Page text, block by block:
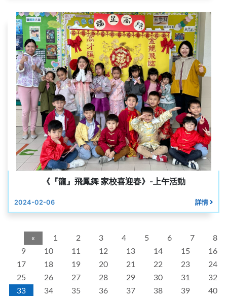
《『龍』飛鳳舞 家校喜迎春》-上午活動
2024-02-06 詳情
« 1 2 3 4 5 6 7
8
9
10 11 12 13 14 15
16
17
18 19 20 21 22 23
24
25
26 27 28 29 30 31
32
33
34 35 36 37 38 39 40